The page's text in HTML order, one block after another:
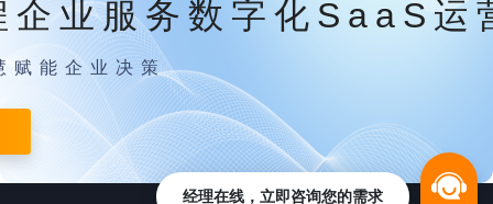
企业服务数字化SaaS运
赋能企业决策
经理在线，立即咨询您的需求